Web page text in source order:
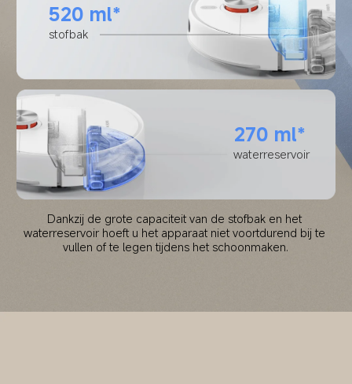
520 ml*
stofbak
270 ml*
waterreservoir
Dankzij de grote capaciteit van de stofbak en het
waterreservoir hoeft u het apparaat niet voortdurend bij te
vullen of te legen tijdens het schoonmaken.